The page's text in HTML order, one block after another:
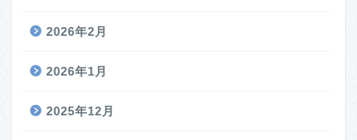
2026年2月
2026年1月
2025年12月